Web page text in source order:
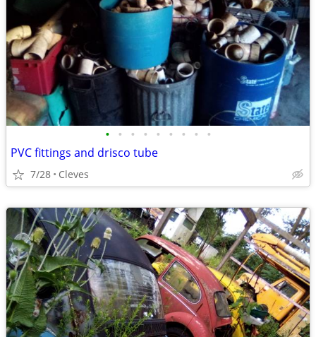
• • • • • • • • •
PVC fittings and drisco tube
7/28 Cleves